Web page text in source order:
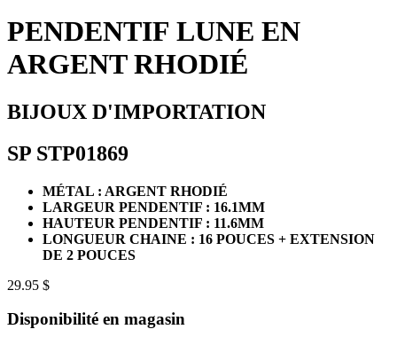
PENDENTIF LUNE EN
ARGENT RHODIÉ
BIJOUX D'IMPORTATION
SP STP01869
MÉTAL : ARGENT RHODIÉ
LARGEUR PENDENTIF : 16.1MM
HAUTEUR PENDENTIF : 11.6MM
LONGUEUR CHAINE : 16 POUCES + EXTENSION
DE 2 POUCES
29.95 $
Disponibilité en magasin